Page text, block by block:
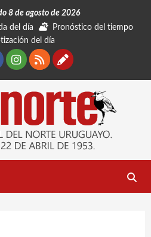
8 de agosto de 2026
del día
Pronóstico del tiempo
del día
Instagram
RSSContáctanos